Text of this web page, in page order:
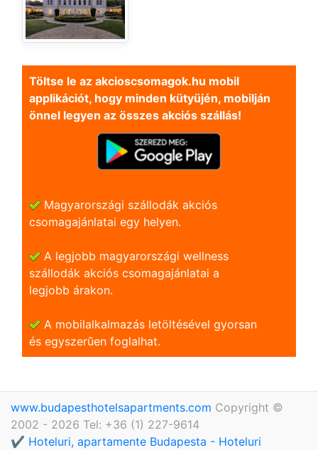
Töltse le az akcioscsomagok.hu mobil
applikációt, hogy minden kütyüjén, mobilján
önnel legyen az összes akciós szállás!
Magyarországi szállodák akciós
csomagajánlatai egy helyen.
A legjobb magyarországi wellness
szállodák akciós csomagajánlatai a
legjobb árakon.
A mobilalkalmazás letöltésével gyorsan
és egyszerũen foglalhat.
www.budapesthotelsapartments.com Copyright ©
2002 - 2026 Tel: +36 (1) 227-9614
✔️ Hoteluri, apartamente Budapesta - Hoteluri